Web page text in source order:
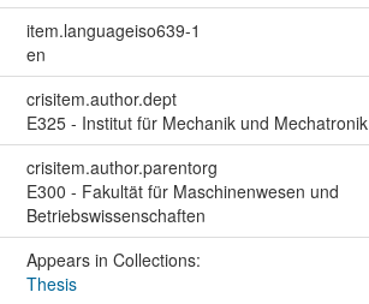
item.languageiso639-1
en
crisitem.author.dept
E325 - Institut für Mechanik und Mechatronik
crisitem.author.parentorg
E300 - Fakultät für Maschinenwesen und
Betriebswissenschaften
Appears in Collections:
Thesis